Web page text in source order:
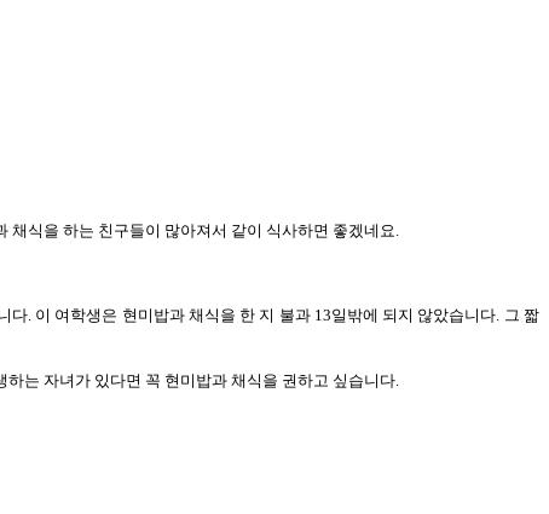
채식을 하는 친구들이 많아져서 같이 식사하면 좋겠네요.
. 이 여학생은 현미밥과 채식을 한 지 불과 13일밖에 되지 않았습니다. 그 짧
는 자녀가 있다면 꼭 현미밥과 채식을 권하고 싶습니다.